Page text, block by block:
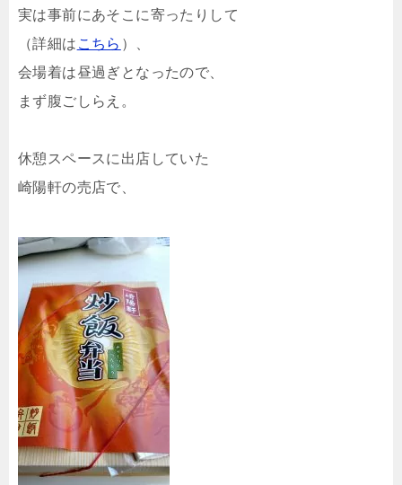
実は事前にあそこに寄ったりして
（詳細は こちら ）、
会場着は昼過ぎとなったので、
まず腹ごしらえ。
休憩スペースに出店していた
崎陽軒の売店で、